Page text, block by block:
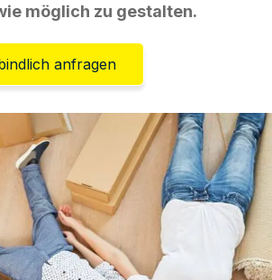
möglich zu gestalten.
anfragen